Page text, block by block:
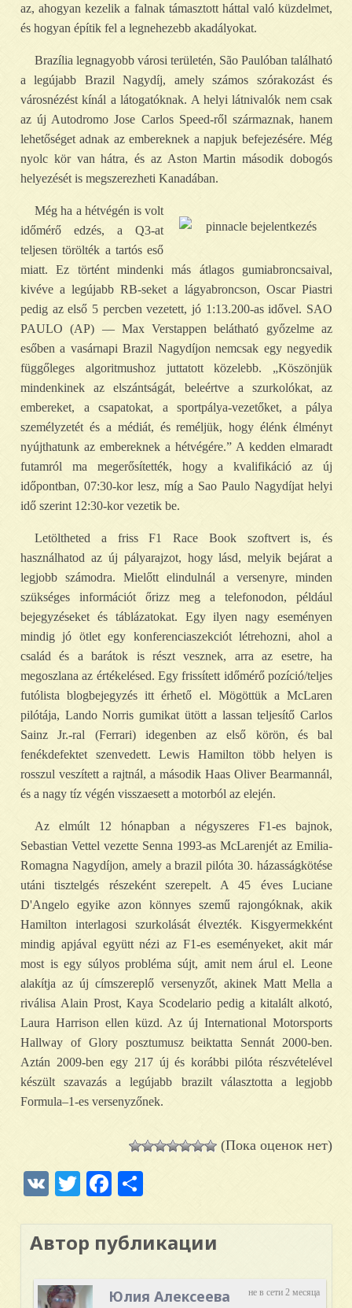
az, ahogyan kezelik a falnak támasztott háttal való küzdelmet,
és hogyan építik fel a legnehezebb akadályokat.
Brazília legnagyobb városi területén, São Paulóban található
a legújabb Brazil Nagydíj, amely számos szórakozást és
városnézést kínál a látogatóknak. A helyi látnivalók nem csak
az új Autodromo Jose Carlos Speed-ről származnak, hanem
lehetőséget adnak az embereknek a napjuk befejezésére. Még
nyolc kör van hátra, és az Aston Martin második dobogós
helyezését is megszerezheti Kanadában.
Még ha a hétvégén is volt
időmérő edzés, a Q3-at
teljesen törölték a tartós eső
miatt. Ez történt mindenki más átlagos gumiabroncsaival,
kivéve a legújabb RB-seket a lágyabroncson, Oscar Piastri
pedig az első 5 percben vezetett, jó 1:13.200-as idővel. SAO
PAULO (AP) — Max Verstappen belátható győzelme az
esőben a vasárnapi Brazil Nagydíjon nemcsak egy negyedik
függőleges algoritmushoz juttatott közelebb. „Köszönjük
mindenkinek az elszántságát, beleértve a szurkolókat, az
embereket, a csapatokat, a sportpálya-vezetőket, a pálya
személyzetét és a médiát, és reméljük, hogy élénk élményt
nyújthatunk az embereknek a hétvégére.” A kedden elmaradt
futamról ma megerősítették, hogy a kvalifikáció az új
időpontban, 07:30-kor lesz, míg a Sao Paulo Nagydíjat helyi
idő szerint 12:30-kor vezetik be.
Letöltheted a friss F1 Race Book szoftvert is, és
használhatod az új pályarajzot, hogy lásd, melyik bejárat a
legjobb számodra. Mielőtt elindulnál a versenyre, minden
szükséges információt őrizz meg a telefonodon, például
bejegyzéseket és táblázatokat. Egy ilyen nagy eseményen
mindig jó ötlet egy konferenciaszekciót létrehozni, ahol a
család és a barátok is részt vesznek, arra az esetre, ha
megoszlana az értékelésed. Egy frissített időmérő pozíció/teljes
futólista blogbejegyzés itt érhető el. Mögöttük a McLaren
pilótája, Lando Norris gumikat ütött a lassan teljesítő Carlos
Sainz Jr.-ral (Ferrari) idegenben az első körön, és bal
fenékdefektet szenvedett. Lewis Hamilton több helyen is
rosszul veszített a rajtnál, a második Haas Oliver Bearmannál,
és a nagy tíz végén visszaesett a motorból az elején.
Az elmúlt 12 hónapban a négyszeres F1-es bajnok,
Sebastian Vettel vezette Senna 1993-as McLarenjét az Emilia-
Romagna Nagydíjon, amely a brazil pilóta 30. házasságkötése
utáni tisztelgés részeként szerepelt. A 45 éves Luciane
D'Angelo egyike azon könnyes szemű rajongóknak, akik
Hamilton interlagosi szurkolását élvezték. Kisgyermekként
mindig apjával együtt nézi az F1-es eseményeket, akit már
most is egy súlyos probléma sújt, amit nem árul el. Leone
alakítja az új címszereplő versenyzőt, akinek Matt Mella a
riválisa Alain Prost, Kaya Scodelario pedig a kitalált alkotó,
Laura Harrison ellen küzd. Az új International Motorsports
Hallway of Glory posztumusz beiktatta Sennát 2000-ben.
Aztán 2009-ben egy 217 új és korábbi pilóta részvételével
készült szavazás a legújabb brazilt választotta a legjobb
Formula–1-es versenyzőnek.
(Пока оценок нет)
VK TwitterFacebook
Автор публикации
не в сети 2 месяца
Юлия Алексеева